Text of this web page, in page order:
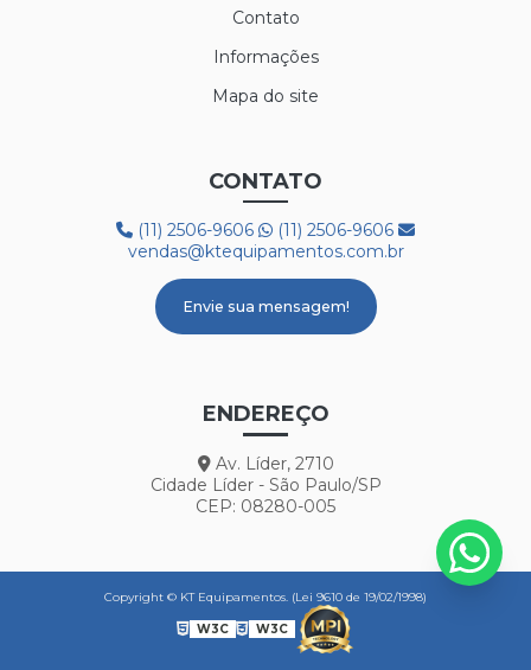
Contato
Informações
Mapa do site
CONTATO
(11) 2506-9606
(11) 2506-9606
vendas@ktequipamentos.com.br
Envie sua mensagem!
ENDEREÇO
Av. Líder, 2710
Cidade Líder - São Paulo/SP
CEP: 08280-005
Copyright © KT Equipamentos. (Lei 9610 de 19/02/1998)
W3C W3C